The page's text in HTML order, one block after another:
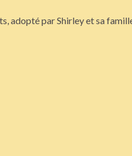
adopté par Shirley et sa